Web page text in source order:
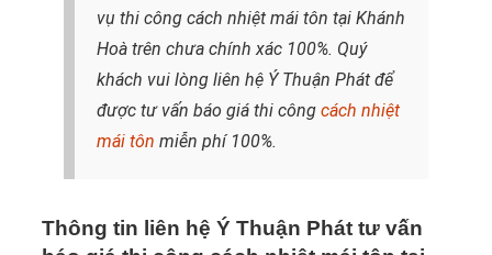
vụ thi công cách nhiệt mái tôn tại Khánh
Hoà trên chưa chính xác 100%. Quý
khách vui lòng liên hệ Ý Thuận Phát để
được tư vấn báo giá thi công cách nhiệt
mái tôn miễn phí 100%.
Thông tin liên hệ Ý Thuận Phát tư vấn